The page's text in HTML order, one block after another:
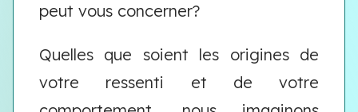
peut vous concerner?
Quelles que soient les origines de
votre ressenti et de votre